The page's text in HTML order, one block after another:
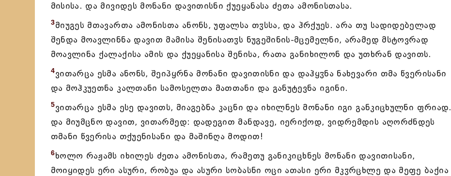
მისისა. და მივიდეს მონანი დავითისნი ქუეყანასა ძეთა ამონისთასა.
3მიუგეს მთავართა ამონისთა ანონს, უფალსა თჳსსა, და ჰრქუეს. არა თუ სადიდებელად
შენდა მოავლინნა დავით მამისა შენისათჳს ნუგეშინის-მცემელნი, არამედ მსტოვრად
მოავლინა ქალაქისა ამის და ქუეყანისა შენისა, რათა განიხილონ და უთხრან დავითს.
4ვითარცა ესმა ანონს, შეიპყრნა მონანი დავითისნი და დაჰყჳნა ნახევარი თმა წვერისანი
და მოჰკუეთნა კალთანი სამოსელთა მათთანი და განუტევნა იგინი.
5ვითარცა ესმა ესე დავითს, მიაგებნა კაცნი და იხილნეს მონანი იგი განკიცხულნი ფრიად.
და მიუმცნო დავით, ვითარმედ: დადეგით მანდავე, იერიქოდ, ვიდრემდის აღორძნდეს
თმანი წვერისა თქუენისანი და მაშინღა მოდით!
6ხოლო რაჟამს იხილეს ძეთა ამონისთა, რამეთუ განიკიცხნეს მონანი დავითისანი,
მოიყიდეს ერი ასური, რობუა და ასური სობასნი ოცი ათასი ერი მკჳრცხლე და მეფე ბაქია